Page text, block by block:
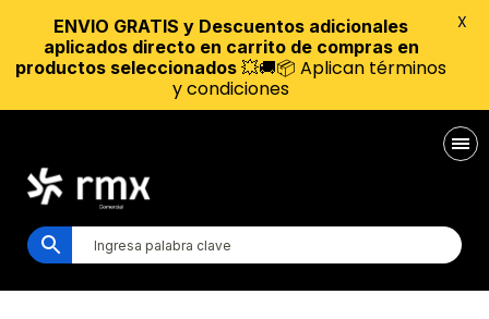
ENVIO GRATIS y Descuentos adicionales
aplicados directo en carrito de compras en
productos seleccionados 💥🚚📦 Aplican términos
y condiciones
X